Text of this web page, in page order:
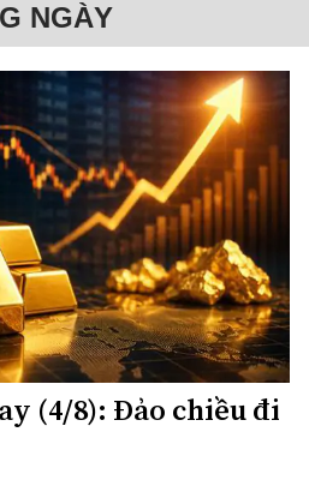
NGÀY
(4/8): Đảo chiều đi